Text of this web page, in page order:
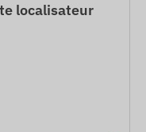
localisateur